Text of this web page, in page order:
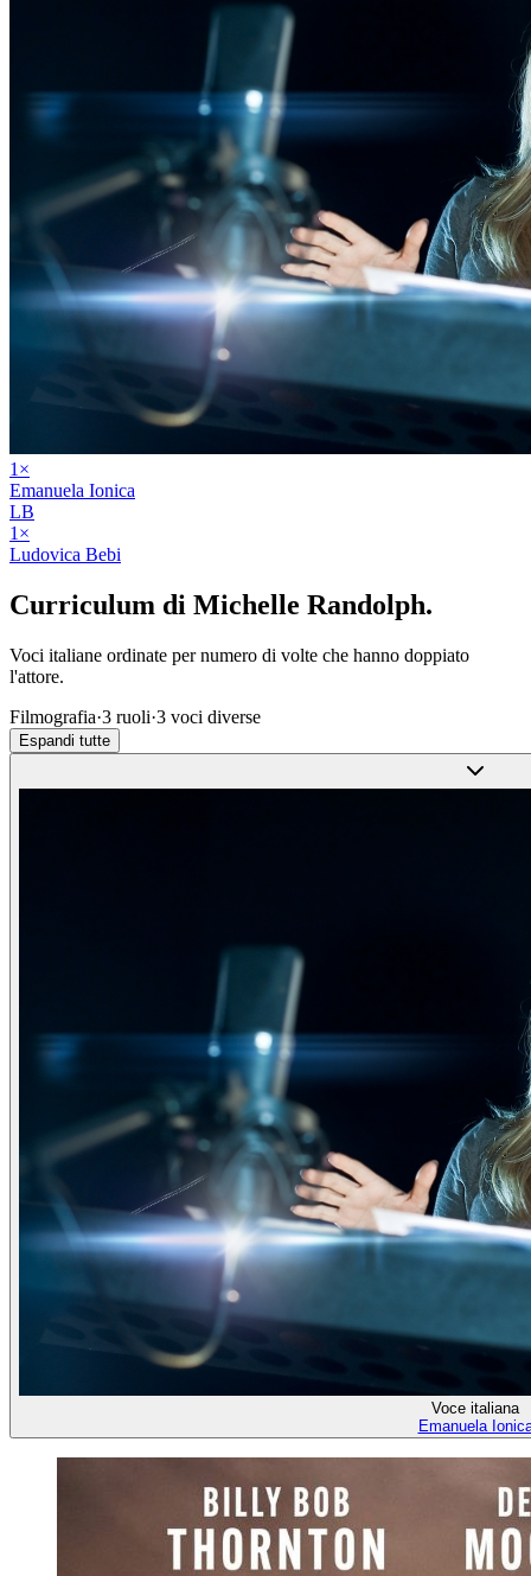
1 ×
Emanuela Ionica
LB
1 ×
Ludovica Bebi
Curriculum di Michelle Randolph.
Voci italiane ordinate per numero di volte che hanno doppiato
l'attore.
Filmografia·3 ruoli·3 voci diverse
Espandi tutte
Voce italiana
Emanuela